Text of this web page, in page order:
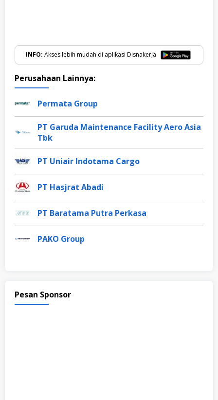
INFO: Akses lebih mudah di aplikasi Disnakerja
Perusahaan Lainnya:
Permata Group
PT Garuda Maintenance Facility Aero Asia
Tbk
PT Uniair Indotama Cargo
PT Hasjrat Abadi
PT Baratama Putra Perkasa
PAKO Group
Pesan Sponsor